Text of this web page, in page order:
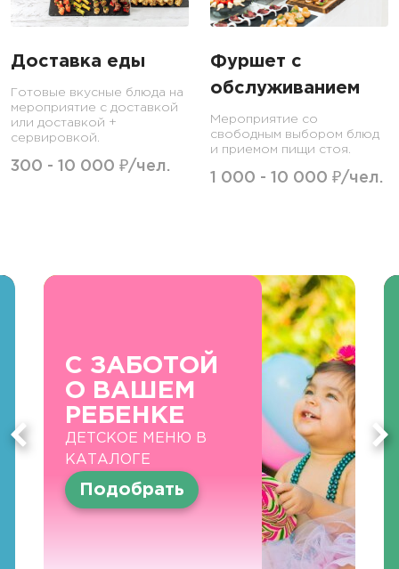
Доставка еды
Готовые вкусные блюда на
мероприятие с доставкой
или доставкой +
сервировкой.
300 - 10 000 ₽/чел.
Фуршет с
обслуживанием
Мероприятие со
свободным выбором блюд
и приемом пищи стоя.
1 000 - 10 000 ₽/чел.
С ЗАБОТОЙ
О ВАШЕМ
РЕБЕНКЕ
ДЕТСКОЕ МЕНЮ В
КАТАЛОГЕ
Подобрать